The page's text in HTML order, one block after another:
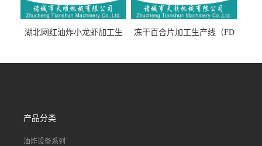
湖北网红油炸小龙虾加工生
线）
冻干百合片加工生产线（FD
线）
产品分类
油炸设备系列